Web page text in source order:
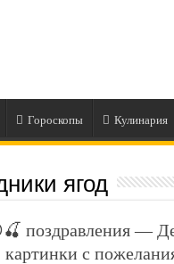
Гороскопы Кулинария
ягод
—
с